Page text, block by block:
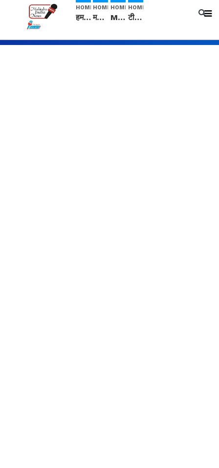
HOME
हम सनातनी..." सांसद kangana Ranaut से क्या बोली लड़की? Viral Jantar-Mantar | CJP protest
HOME
मनीषा हत्याकांड: हत्या, आत्महत्या या कोई बड़ा राज? | Full Story | Josh Haryana
HOME
Mangalsutra: हिंदू धर्म में शादी के बाद मंगलसूत्र क्यों पहनती है महिलाएं, किसने शुरु की ये परंपरा
HOME
टीम बीकेई ने एग्रीकल्चर ग्रेड की यूरिया खाद गट्टों में बदलकर टेक्निकल ग्रेड में बेचने वालों पर करवाई कार्रवाई: लखविंदर सिंह औलख